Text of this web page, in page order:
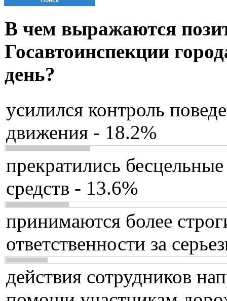
В чем выражаются
Госавтоинспекции
день?
усилился контроль
движения - 18.2%
прекратились
средств - 13.6%
принимаются более
ответственности за
действия сотрудников